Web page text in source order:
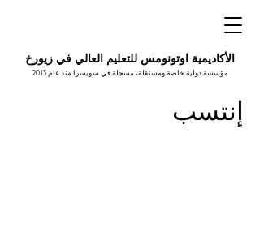
الأكاديمية اوتونومس للتعليم العالي في زيورخ
مؤسسة دولية خاصة ومستقلة، مسجلة في سويسرا منذ عام 2013
إنتسب